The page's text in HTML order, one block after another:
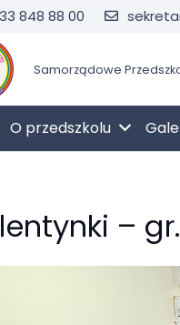
848 88 00
Samorządowe
O przedszkolu
–